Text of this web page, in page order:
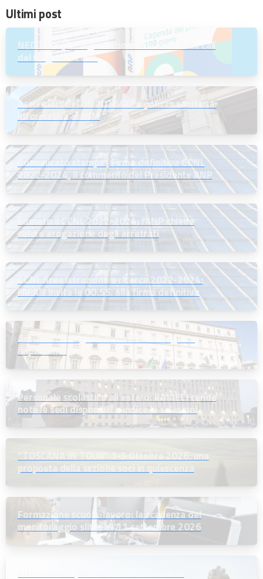
Ultimi post
NEODS26 | La registrazione e le slide della call
del 6 agosto 2026
Assunzioni dei DS 2026/27 e polizza sanitaria:
informativa al MIM
Comunicato stampa | Firma definitiva CCNL
2022-2024, il commento del Presidente ANP
Firmato il CCNL 2022-2024: l’ANP chiede
celere erogazione degli arretrati
CCNL Area istruzione e ricerca 2022-2024:
l’ARAN invita le OO.SS. alla firma definitiva
Assunzioni dirigenti scolastici: un segnale
importante
Personale scolastico all’estero: il MAECI rende
note le sedi disponibili e indice le selezioni
Formazione scuola-lavoro: la scadenza del
monitoraggio slitta all’11 settembre 2026